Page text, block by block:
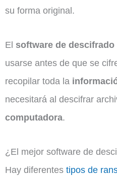
su forma original.
El software de descifrado
usarse antes de que se
recopilar toda la
necesitará al descifrar
computadora.
¿El mejor software de
Hay diferentes tipos de